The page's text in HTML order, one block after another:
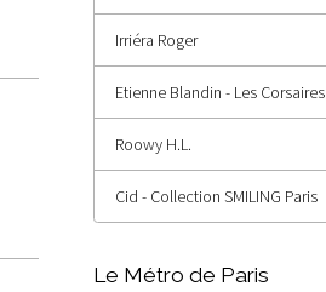
Irriéra Roger
Etienne Blandin - Les Corsaires
Roowy H.L.
Cid - Collection SMILING Paris
Le Métro de Paris